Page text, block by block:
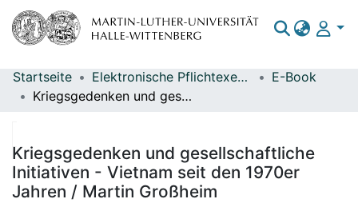
Bereiche & Sammlungen
Statistiken
Startseite Elektronische Pflichtexemplare
E-Book
Kriegsgedenken und gesellschaftliche Initiativen - Vietnam seit den 1970er Jahren / Martin Großheim
Kriegsgedenken und gesellschaftliche
Initiativen - Vietnam seit den 1970er
Jahren / Martin Großheim